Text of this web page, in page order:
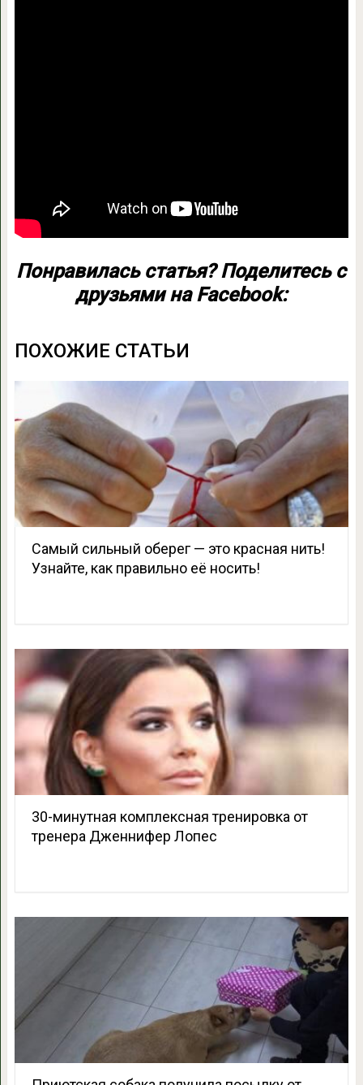
Понравилась статья? Поделитесь с
друзьями на Facebook:
ПОХОЖИЕ СТАТЬИ
Самый сильный оберег — это красная нить!
Узнайте, как правильно её носить!
30-минутная комплексная тренировка от
тренера Дженнифер Лопес